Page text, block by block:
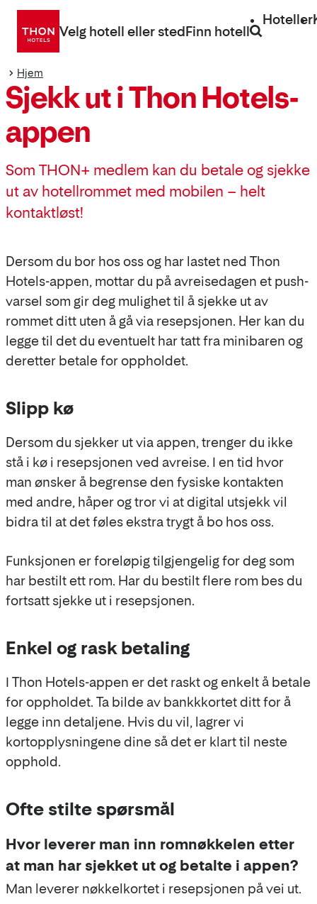
Gå
direkte
Velg hotell eller stedFinn hotell
Hoteller
Hjem
Sjekk ut i Thon Hotels-
appen
Som THON+ medlem kan du betale og sjekke
ut av hotellrommet med mobilen – helt
kontaktløst!
Dersom du bor hos oss og har lastet ned Thon
Hotels-appen, mottar du på avreisedagen et push-
varsel som gir deg mulighet til å sjekke ut av
rommet ditt uten å gå via resepsjonen. Her kan du
legge til det du eventuelt har tatt fra minibaren og
deretter betale for oppholdet.
Slipp kø
Dersom du sjekker ut via appen, trenger du ikke
stå i kø i resepsjonen ved avreise. I en tid hvor
man ønsker å begrense den fysiske kontakten
med andre, håper og tror vi at digital utsjekk vil
bidra til at det føles ekstra trygt å bo hos oss.
Funksjonen er foreløpig tilgjengelig for deg som
har bestilt ett rom. Har du bestilt flere rom bes du
fortsatt sjekke ut i resepsjonen.
Enkel og rask betaling
I Thon Hotels-appen er det raskt og enkelt å betale
for oppholdet. Ta bilde av bankkkortet ditt for å
legge inn detaljene. Hvis du vil, lagrer vi
kortopplysningene dine så det er klart til neste
opphold.
Ofte stilte spørsmål
Hvor leverer man inn romnøkkelen etter
at man har sjekket ut og betalte i appen?
Man leverer nøkkelkortet i resepsjonen på vei ut.